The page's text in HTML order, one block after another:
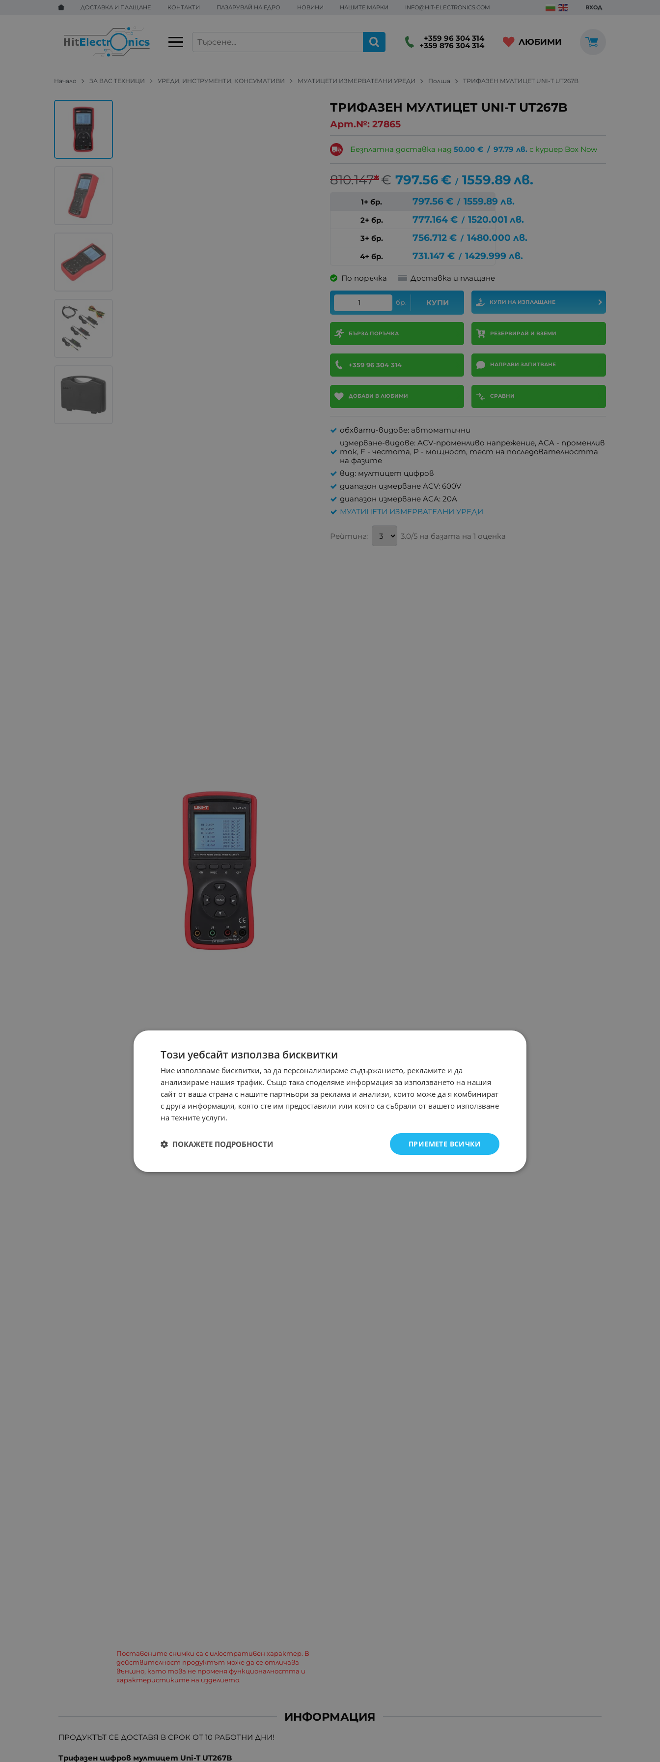
ДОСТАВКА И ПЛАЩАНЕ КОНТАКТИ ПАЗАРУВАЙ НА ЕДРО НОВИНИ НАШИТЕ МАРКИ INFO@HIT-ELECTRONICS.COM ВХОД
+359 96 304 314
+359 876 304 314 ЛЮБИМИ
Начало ЗА ВАС ТЕХНИЦИ УРЕДИ, ИНСТРУМЕНТИ, КОНСУМАТИВИ МУЛТИЦЕТИ ИЗМЕРВАТЕЛНИ УРЕДИ Полша ТРИФАЗЕН МУЛТИЦЕТ UNI-T UT267B
ТРИФАЗЕН МУЛТИЦЕТ UNI-T UT267B
Арт.№: 27865
Поставените снимки са с илюстративен характер. В
действителност продуктът може да се отличава
външно, като това не променя функционалността и
характеристиките на изделието.
Безплатна доставка над50.00 € / 97.79 лв. с куриер Box Now
810.147*€ 797.56€ / 1559.89лв.
1+ бр. 797.56 € / 1559.89 лв.
2+ бр. 777.164 € / 1520.001 лв.
3+ бр. 756.712 € / 1480.000 лв.
4+ бр. 731.147 € / 1429.999 лв.
По поръчка Доставка и плащане
бр. КУПИ КУПИ НА ИЗПЛАЩАНЕ
БЪРЗА ПОРЪЧКА РЕЗЕРВИРАЙ И ВЗЕМИ
+359 96 304 314 НАПРАВИ ЗАПИТВАНЕ
ДОБАВИ В ЛЮБИМИ СРАВНИ
обхвати-видове: автоматични
измерване-видове: ACV-променливо напрежение, ACA - променлив
ток, F - честота, P - мощност, тест на последователността
на фазите
вид: мултицет цифров
диапазон измерване ACV: 600V
диапазон измерване ACA: 20A
МУЛТИЦЕТИ ИЗМЕРВАТЕЛНИ УРЕДИ
Рейтинг: 3.0/5 на базата на 1 оценка
ИНФОРМАЦИЯ
ПРОДУКТЪТ СЕ ДОСТАВЯ В СРОК ОТ 10 РАБОТНИ ДНИ!
Трифазен цифров мултицет Uni-T UT267B
Този уебсайт използва бисквитки
Ние използваме бисквитки, за да персонализираме съдържанието, рекламите и да
анализираме нашия трафик. Също така споделяме информация за използването на нашия
сайт от ваша страна с нашите партньори за реклама и анализи, които може да я комбинират
с друга информация, която сте им предоставили или която са събрали от вашето използване
на техните услуги.
ПРИЕМЕТЕ ВСИЧКИ
ПОКАЖЕТЕ ПОДРОБНОСТИ